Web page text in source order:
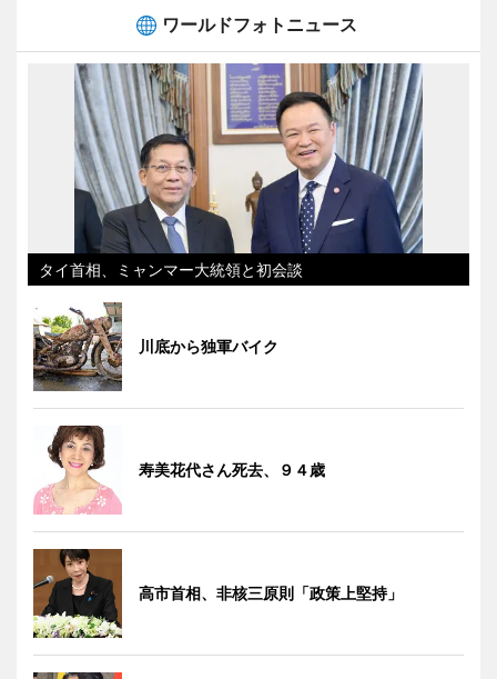
ワールドフォトニュース
タイ首相、ミャンマー大統領と初会談
川底から独軍バイク
寿美花代さん死去、９４歳
高市首相、非核三原則「政策上堅持」